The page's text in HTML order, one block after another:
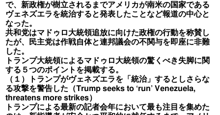
で、新政権が樹立されるまでアメリカが南米の国家である
ヴェネズエラを統治すると発表したことなど報道の中心と
なった。
共和党はマドゥロ大統領追放に向けた政権の行動を称賛し
たが、民主党は作戦自体と連邦議会の不関与を即座に非難
した。
トランプ大統領によるマドゥロ大統領の驚くべき失脚に関
する５つのポイントを掲載する。
（１）トランプがヴェネズエラを「統治」するとしさらな
る攻撃を警告した（Trump seeks to ‘run’ Venezuela,
threatens more strikes）
トランプによる最新の記者会年において最も注目を集めた